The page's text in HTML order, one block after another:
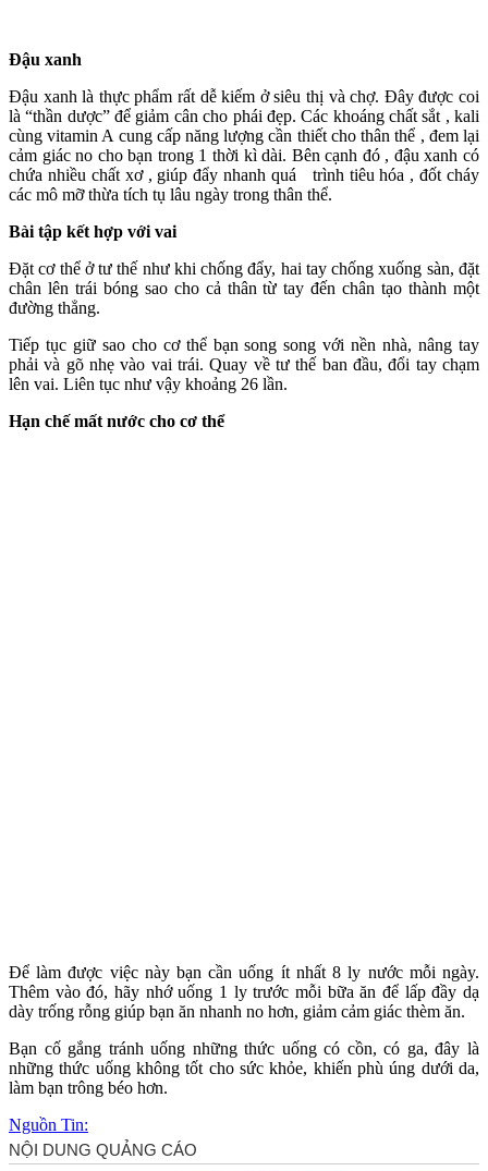
Đậu xanh
Đậu xanh là thực phẩm rất dễ kiếm ở siêu thị và chợ. Đây được coi
là “thần dược” để giảm cân cho phái đẹp. Các khoáng chất sắt , kali
cùng vitamin A cung cấp năng lượng cần thiết cho thân thể , đem lại
cảm giác no cho bạn trong 1 thời kì dài. Bên cạnh đó , đậu xanh có
chứa nhiều chất xơ , giúp đẩy nhanh quá trình tiêu hóa , đốt cháy
các mô mỡ thừa tích tụ lâu ngày trong thân thể.
Bài tập kết hợp với vai
Đặt c‌ơ th‌ể ở tư thế như khi chống đẩy, hai tay chống xuống sàn, đặt
chân lên trái bóng sao cho cả thân từ tay đến chân tạo thành một
đường thẳng.
Tiếp tục giữ sao cho c‌ơ th‌ể bạn song song với nền nhà, nâng tay
phải và gõ nhẹ vào vai trái. Quay về tư thế ban đầu, đổi tay chạm
lên vai. Liên tục như vậy khoảng 26 lần.
Hạn chế mất nước cho c‌ơ th‌ể
Để làm được việc này bạn cần uống ít nhất 8 ly nước mỗi ngày.
Thêm vào đó, hãy nhớ uống 1 ly trước mỗi bữa ăn để lấp đầy dạ
dày trống rỗng giúp bạn ăn nhanh no hơn, giảm cảm giác thèm ăn.
Bạn cố gắng tránh uống những thức uống có cồn, có ga, đây là
những thức uống không tốt cho sức khỏe, khiến phù úng dưới da,
làm bạn trông béo hơn.
Nguồn Tin: